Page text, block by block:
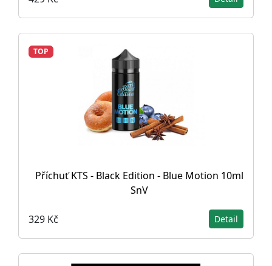
TOP
Příchuť KTS - Black Edition - Blue Motion 10ml
SnV
329 Kč Detail